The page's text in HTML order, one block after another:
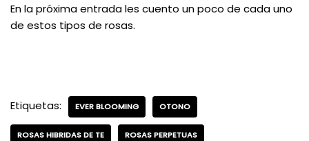
En la próxima entrada les cuento un poco de cada uno
de estos tipos de rosas.
Etiquetas: EVER BLOOMING OTONO
ROSAS HIBRIDAS DE TE ROSAS PERPETUAS